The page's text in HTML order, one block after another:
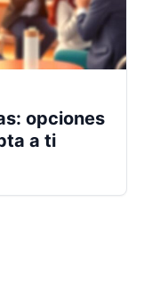
opciones
a ti